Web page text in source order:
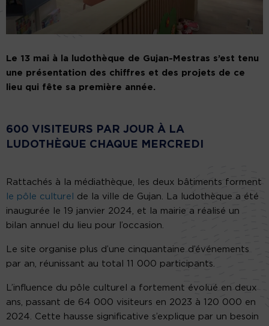
Le 13 mai à la ludothèque de Gujan-Mestras s’est tenu
une présentation des chiffres et des projets de ce
lieu qui fête sa première année.
600 VISITEURS PAR JOUR À LA
LUDOTHÈQUE CHAQUE MERCREDI
Rattachés à la médiathèque, les deux bâtiments forment
le pôle culturel
de la ville de Gujan. La ludothèque a été
inaugurée le 19 janvier 2024, et la mairie a réalisé un
bilan annuel du lieu pour l’occasion.
Le site organise plus d’une cinquantaine d’événements
par an, réunissant au total 11 000 participants.
L’influence du pôle culturel a fortement évolué en deux
ans, passant de 64 000 visiteurs en 2023 à 120 000 en
2024. Cette hausse significative s’explique par un besoin